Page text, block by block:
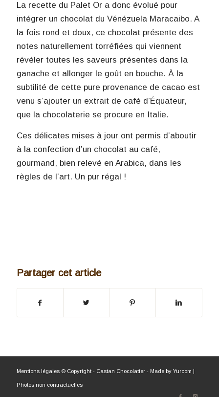
La recette du Palet Or a donc évolué pour
intégrer un chocolat du Vénézuela Maracaibo. A
la fois rond et doux, ce chocolat présente des
notes naturellement torréfiées qui viennent
révéler toutes les saveurs présentes dans la
ganache et allonger le goût en bouche. À la
subtilité de cette pure provenance de cacao est
venu s’ajouter un extrait de café d’Équateur,
que la chocolaterie se procure en Italie.
Ces délicates mises à jour ont permis d’aboutir
à la confection d’un chocolat au café,
gourmand, bien relevé en Arabica, dans les
règles de l’art. Un pur régal !
Partager cet article
Mentions légales© Copyright - Castan Chocolatier - Made by Yurcom
Photos non contractuelles